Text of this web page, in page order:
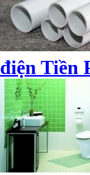
điện Tiền